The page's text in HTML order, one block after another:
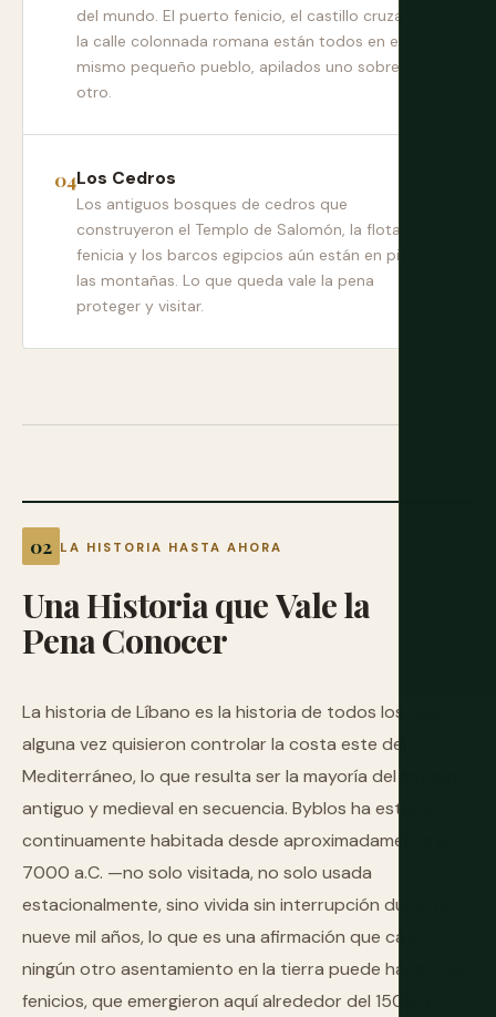
del mundo. El puerto fenicio, el castillo cruzado y
la calle colonnada romana están todos en el
mismo pequeño pueblo, apilados uno sobre el
otro.
Los Cedros
Los antiguos bosques de cedros que
construyeron el Templo de Salomón, la flota
fenicia y los barcos egipcios aún están en pie en
las montañas. Lo que queda vale la pena
proteger y visitar.
LA HISTORIA HASTA AHORA
UnaHistoriaqueValela
PenaConocer
La historia de Líbano es la historia de todos los que
alguna vez quisieron controlar la costa este del
Mediterráneo, lo que resulta ser la mayoría del mundo
antiguo y medieval en secuencia. Byblos ha estado
continuamente habitada desde aproximadamente el
7000 a.C. —no solo visitada, no solo usada
estacionalmente, sino vivida sin interrupción durante
nueve mil años, lo que es una afirmación que casi
ningún otro asentamiento en la tierra puede hacer. Los
fenicios, que emergieron aquí alrededor del 1500 a.C.,